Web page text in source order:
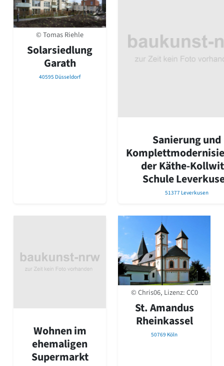
© Tomas Riehle
Solarsiedlung
Garath
40595 Düsseldorf
Sanierung und
der Käthe-
Schule
51377 Leverkusen
Wohnen im
ehemaligen
Supermarkt
© Chris06, Lizenz:CC0
St. Amandus
Rheinkassel
50769 Köln